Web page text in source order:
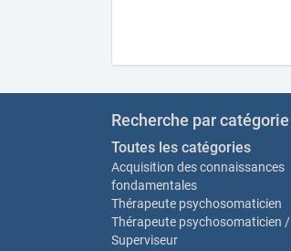
Recherche par catégorie
Toutes les catégories
Acquisition des connaissances
fondamentales
Thérapeute psychosomaticien
Thérapeute psychosomaticien /
Superviseur